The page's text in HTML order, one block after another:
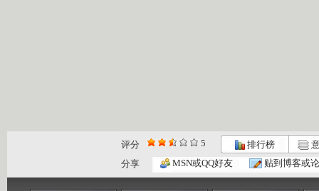
评分 5 排行榜
分享
MSN或QQ好友 贴到博客或